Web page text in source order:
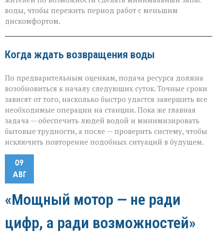
воды, чтобы пережить период работ с меньшим
дискомфортом.
Когда ждать возвращения воды
По предварительным оценкам, подача ресурса должна
возобновиться к началу следующих суток. Точные сроки
зависят от того, насколько быстро удастся завершить все
необходимые операции на станции. Пока же главная
задача — обеспечить людей водой и минимизировать
бытовые трудности, а после — проверить систему, чтобы
исключить повторение подобных ситуаций в будущем.
09
АВГ
«Мощный мотор — не ради
цифр, а ради возможностей»